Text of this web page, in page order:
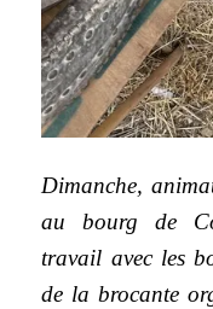
Dimanche,
au bourg de
travail avec les
de la brocante